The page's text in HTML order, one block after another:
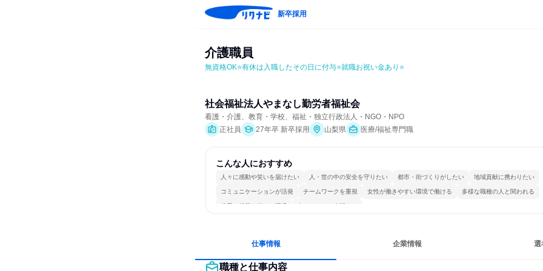
新卒採用
介護職員
無資格OK⭐有休は入職したその日に付与⭐就職お祝い金あり⭐
社会福祉法人やまなし勤労者福祉会
看護・介護、教育・学校、福祉・独立行政法人・NGO・NPO
正社員
27年卒 新卒採用 山梨県 医療/福祉専門職
こんな人におすすめ
人々に感動や笑いを届けたい 人・世の中の安全を守りたい 都市・街づくりがしたい 地域貢献に携わりたい
コミュニケーションが活発 チームワークを重視 女性が働きやすい環境で働ける 多様な職種の人と関われる
若手が裁量を持てる環境 人とたくさん会話する
仕事情報 企業情報 選
職種と仕事内容